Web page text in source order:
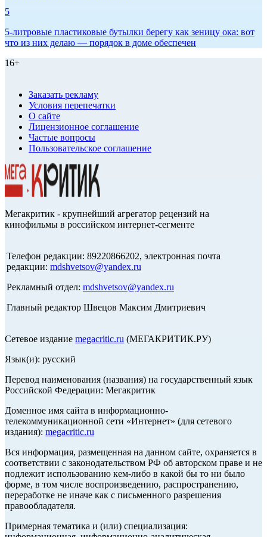
5
5-литровые пластиковые бутылки берегу как зеницу ока: вот
что из них делаю — порядок в доме обеспечен
16+
Заказать рекламу
Условия перепечатки
О сайте
Лицензионное соглашение
Частые вопросы
Пользовательское соглашение
Мегакритик - крупнейший агрегатор рецензий на
кинофильмы в российском интернет-сегменте
Телефон редакции: 89220866202, электронная почта
редакции: mdshvetsov@yandex.ru
Рекламный отдел: mdshvetsov@yandex.ru
Главный редактор Швецов Максим Дмитриевич
Сетевое издание megacritic.ru (МЕГАКРИТИК.РУ)
Язык(и): русский
Перевод наименования (названия) на государственный язык
Российской Федерации: Мегакритик
Доменное имя сайта в информационно-
телекоммуникационной сети «Интернет» (для сетевого
издания): megacritic.ru
Вся информация, размещенная на данном сайте, охраняется в
соответствии с законодательством РФ об авторском праве и не
подлежит использованию кем-либо в какой бы то ни было
форме, в том числе воспроизведению, распространению,
переработке не иначе как с письменного разрешения
правообладателя.
Примерная тематика и (или) специализация: